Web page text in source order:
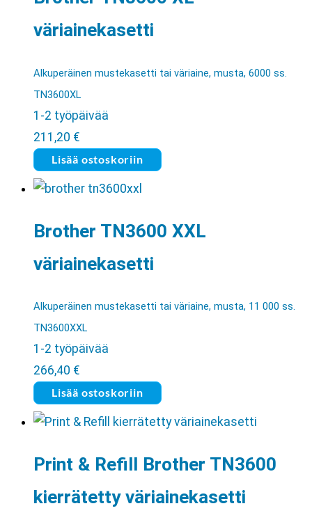
väriainekasetti
Alkuperäinen mustekasetti tai väriaine, musta, 6000 ss.
TN3600XL
1-2 työpäivää
211,20 €
Lisää ostoskoriin
Brother TN3600 XXL
väriainekasetti
Alkuperäinen mustekasetti tai väriaine, musta, 11 000 ss.
TN3600XXL
1-2 työpäivää
266,40 €
Lisää ostoskoriin
Print & Refill Brother TN3600
kierrätetty väriainekasetti